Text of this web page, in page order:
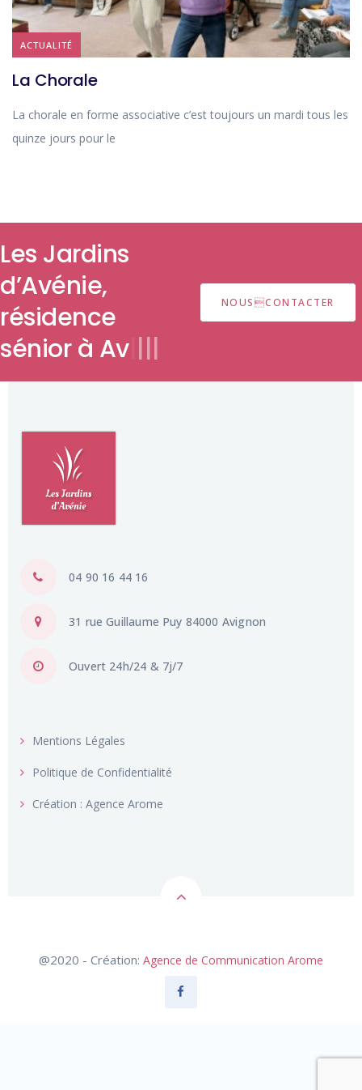
ACTUALITÉ
La Chorale
La chorale en forme associative c’est toujours un mardi tous les
quinze jours pour le
Les Jardins
d’Avénie,
résidence
sén||||
NOUSCONTACTER
04 90 16 44 16
31 rue Guillaume Puy 84000 Avignon
Ouvert 24h/24 & 7j/7
Mentions Légales
Politique de Confidentialité
Création : Agence Arome
@2020 - Création: Agence de Communication Arome